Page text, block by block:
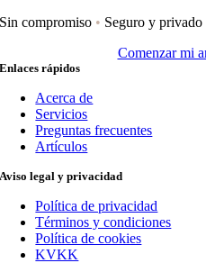
Sin compromiso • Seguro y privado
Comenzar mi
Enlaces rápidos
Acerca de
Servicios
Preguntas frecuentes
Artículos
Aviso legal y privacidad
Política de privacidad
Términos y condiciones
Política de cookies
KVKK